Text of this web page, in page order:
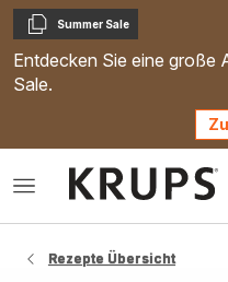
Kopieren
Summer Sale
Entdecken Sie eine große
Sale.
Das
Rezepte Übersicht